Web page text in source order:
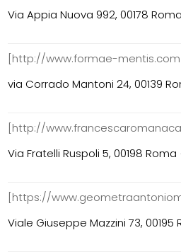
Via Appia Nuova 992, 00178
[http://www.formae-
via Corrado Mantoni 24, 00139
[http://
Via Fratelli Ruspoli 5, 00198 Roma
[https://
Viale Giuseppe Mazzini 73, 00195